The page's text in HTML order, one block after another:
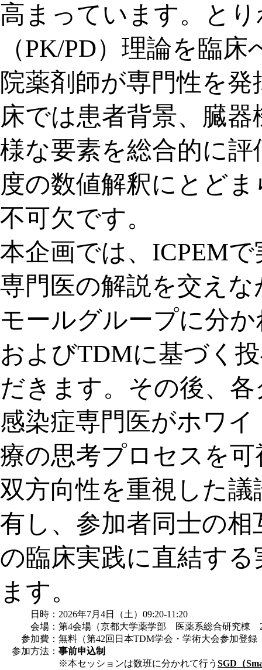
高まっています。と
（PK/PD）理論を臨
院薬剤師が専門性を
床では患者背景、臓
様な要素を総合的に
度の数値解釈にとど
不可欠です。
本企画では、ICPEM
専門医の解説を交え
モールグループに分
およびTDMに基づく
だきます。その後、
感染症専門医がホワ
療の思考プロセスを
双方向性を重視した
有し、参加者同士の
の臨床実践に直結す
ます。
日時： 2026年7月4日（土）09:20-11:20
会場： 第4会場（京都大学薬学部 医薬系総合研究棟
参加費： 無料（第42回日本TDM学会・学術大会参加登
参加方法： 事前申込制
※本セッションは数班に分かれて行う SGD（